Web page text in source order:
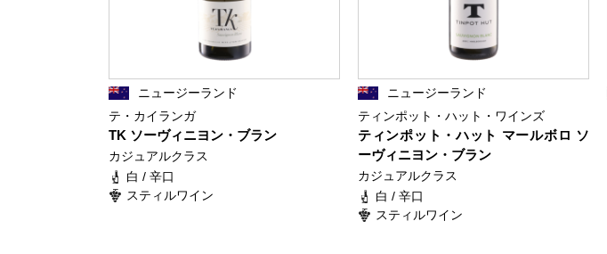
ニュージーランド
テ・カイランガ
TK ソーヴィニヨン・ブラン
カジュアルクラス
白 / 辛口
スティルワイン
ニュージーランド
ティンポット・ハット・ワインズ
ティンポット・ハット マールボロ ソ
ーヴィニヨン・ブラン
カジュアルクラス
白 / 辛口
スティルワイン